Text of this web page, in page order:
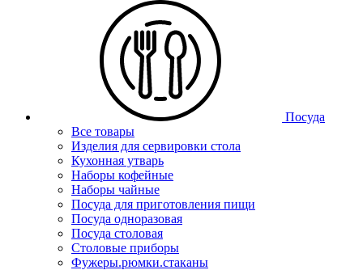
Посуда
Все товары
Изделия для сервировки стола
Кухонная утварь
Наборы кофейные
Наборы чайные
Посуда для приготовления пищи
Посуда одноразовая
Посуда столовая
Столовые приборы
Фужеры.рюмки.стаканы